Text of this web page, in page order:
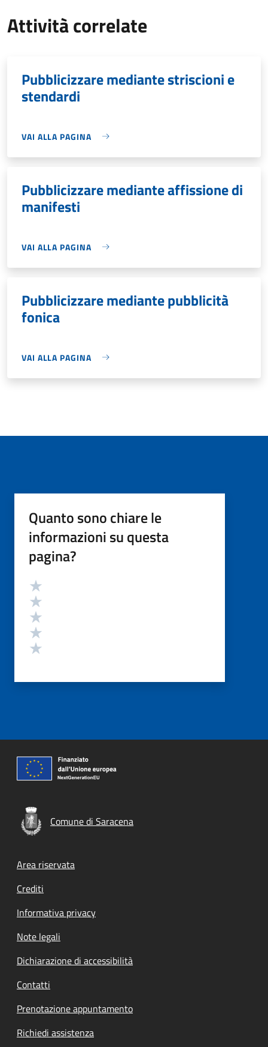
Attività correlate
Pubblicizzare mediante striscioni e
stendardi
VAI ALLA PAGINA
Pubblicizzare mediante affissione di
manifesti
VAI ALLA PAGINA
Pubblicizzare mediante pubblicità
fonica
VAI ALLA PAGINA
Quanto sono chiare le
informazioni su questa
pagina?
Valutazione
Comune di Saracena
Footer menu
Area riservata
Crediti
Informativa privacy
Note legali
Dichiarazione di accessibilità
Contatti
Prenotazione appuntamento
Richiedi assistenza